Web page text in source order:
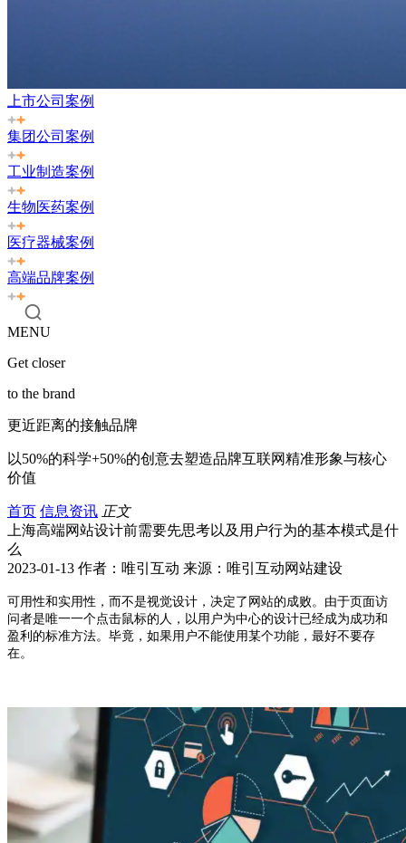
上市公司案例
集团公司案例
工业制造案例
生物医药案例
医疗器械案例
高端品牌案例
MENU
Get closer
to the brand
更近距离的接触品牌
以50%的科学+50%的创意去塑造品牌互联网精准形象与核心
价值
首页 信息资讯 正文
上海高端网站设计前需要先思考以及用户行为的基本模式是什
么
2023-01-13 作者：唯引互动 来源：唯引互动网站建设
可用性和实用性，而不是视觉设计，决定了网站的成败。由于页面访
问者是唯一一个点击鼠标的人，以用户为中心的设计已经成为成功和
盈利的标准方法。毕竟，如果用户不能使用某个功能，最好不要存
在。